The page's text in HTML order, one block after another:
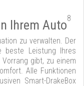
Ihrem Auto8
zu verwalten. Der
beste Leistung Ihres
gibt, zu einem
Alle Funktionen
Smart-DrakeBox